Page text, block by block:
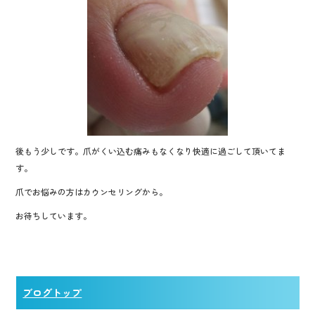
後もう少しです。爪がくい込む痛みもなくなり快適に過ごして頂いてま
す。
爪でお悩みの方はカウンセリングから。
お待ちしています。
ブログトップ